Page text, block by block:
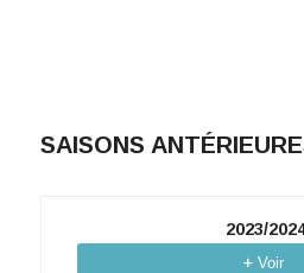
SAISONS
2023/
Voir